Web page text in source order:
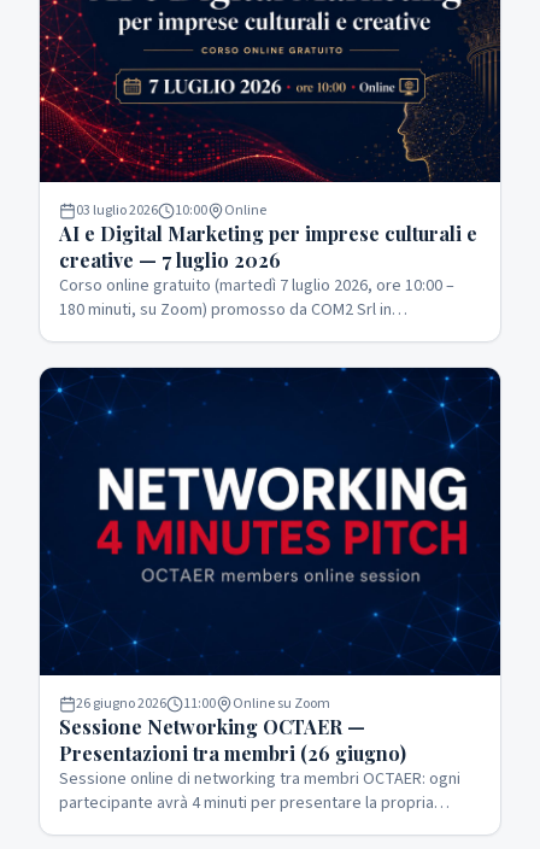
03 luglio 2026 10:00 Online
AI e Digital Marketing per imprese culturali e
creative — 7 luglio 2026
Corso online gratuito (martedì 7 luglio 2026, ore 10:00 –
180 minuti, su Zoom) promosso da COM2 Srl in
Attestato finale rilasciato.
26 giugno 2026 11:00 Online su Zoom
Sessione Networking OCTAER —
Presentazioni tra membri (26 giugno)
Sessione online di networking tra membri OCTAER: ogni
partecipante avrà 4 minuti per presentare la propria